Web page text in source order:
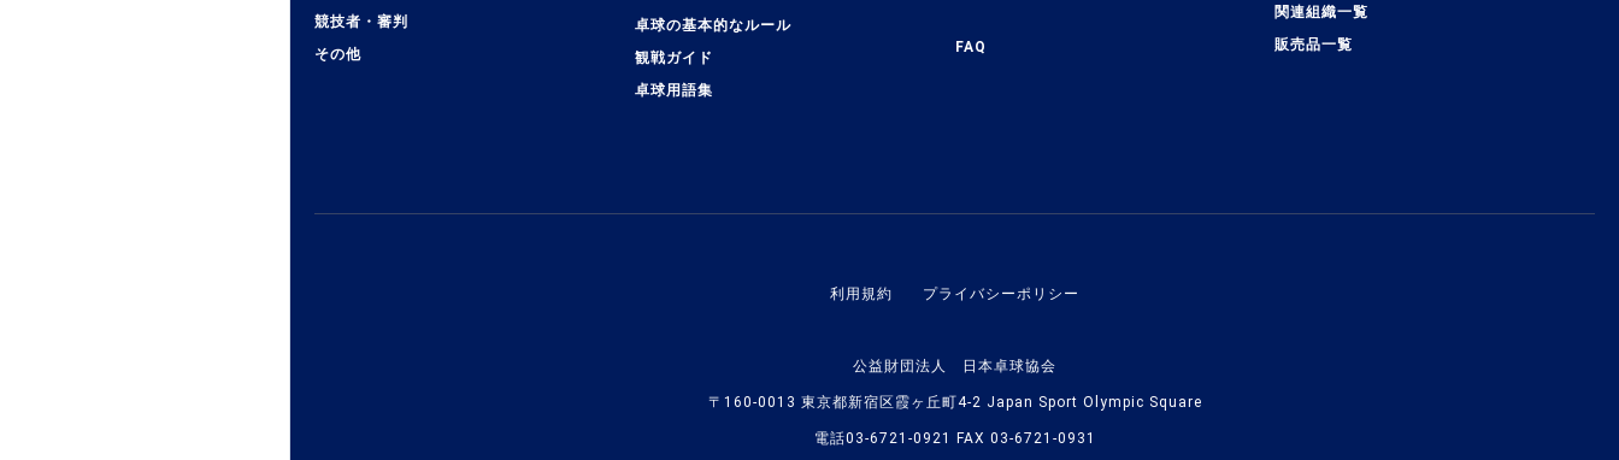
競技者・審判
その他
卓球の基本的なルール
観戦ガイド
卓球用語集
FAQ
関連組織一覧
販売品一覧
利用規約 プライバシーポリシー
公益財団法人 日本卓球協会
〒160-0013 東京都新宿区霞ヶ丘町4-2 Japan Sport Olympic Square
電話03-6721-0921 FAX 03-6721-0931